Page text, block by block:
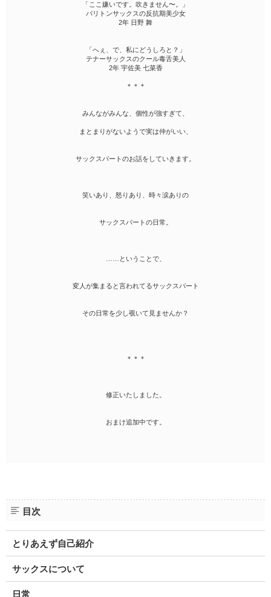
「ここ嫌いです。吹きません〜。」
バリトンサックスの反抗期美少女
2年 日野 舞
「へぇ、で、私にどうしろと？」
テナーサックスのクール毒舌美人
2年 宇佐美 七菜香
＊＊＊
みんながみんな、個性が強すぎて、
まとまりがないようで実は仲がいい、
サックスパートのお話をしていきます。
笑いあり、怒りあり、時々涙ありの
サックスパートの日常。
……ということで、
変人が集まると言われてるサックスパート
その日常を少し覗いて見ませんか？
＊＊＊
修正いたしました。
おまけ追加中です。
目次
とりあえず自己紹介
サックスについて
日常